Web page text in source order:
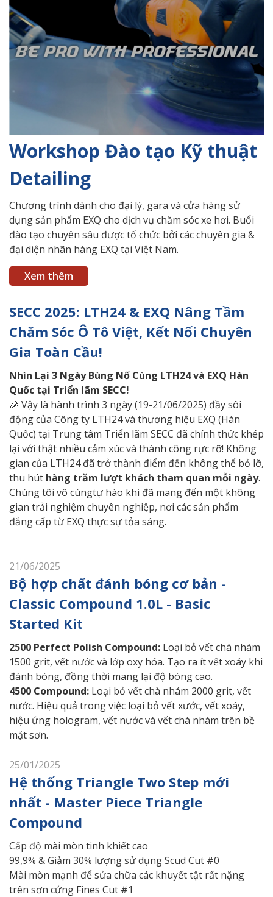
Workshop Đào tạo Kỹ thuật
Detailing
Chương trình dành cho đại lý, gara và cửa hàng sử
dụng sản phẩm EXQ cho dịch vụ chăm sóc xe hơi. Buổi
đào tạo chuyên sâu được tổ chức bởi các chuyên gia &
đại diện nhãn hàng EXQ tại Việt Nam.
Xem thêm
SECC 2025: LTH24 & EXQ Nâng Tầm
Chăm Sóc Ô Tô Việt, Kết Nối Chuyên
Gia Toàn Cầu!
Nhìn Lại 3 Ngày Bùng Nổ Cùng LTH24 và EXQ Hàn
Quốc tại Triển lãm SECC!
🎉 Vậy là hành trình 3 ngày (19-21/06/2025) đầy sôi
động của Công ty LTH24 và thương hiệu EXQ (Hàn
Quốc) tại Trung tâm Triển lãm SECC đã chính thức khép
lại với thật nhiều cảm xúc và thành công rực rỡ! Không
gian của LTH24 đã trở thành điểm đến không thể bỏ lỡ,
thu hút hàng trăm lượt khách tham quan mỗi ngày.
Chúng tôi vô cùngtự hào khi đã mang đến một không
gian trải nghiệm chuyên nghiệp, nơi các sản phẩm
đẳng cấp từ EXQ thực sự tỏa sáng.
21/06/2025
Bộ hợp chất đánh bóng cơ bản -
Classic Compound 1.0L - Basic
Started Kit
2500 Perfect Polish Compound: Loại bỏ vết chà nhám
1500 grit, vết nước và lớp oxy hóa. Tạo ra ít vết xoáy khi
đánh bóng, đồng thời mang lại độ bóng cao.
4500 Compound: Loại bỏ vết chà nhám 2000 grit, vết
nước. Hiệu quả trong việc loại bỏ vết xước, vết xoáy,
hiệu ứng hologram, vết nước và vết chà nhám trên bề
mặt sơn.
25/01/2025
Hệ thống Triangle Two Step mới
nhất - Master Piece Triangle
Compound
Cấp độ mài mòn tinh khiết cao
99,9% & Giảm 30% lượng sử dụng Scud Cut #0
Mài mòn mạnh để sửa chữa các khuyết tật rất nặng
trên sơn cứng Fines Cut #1